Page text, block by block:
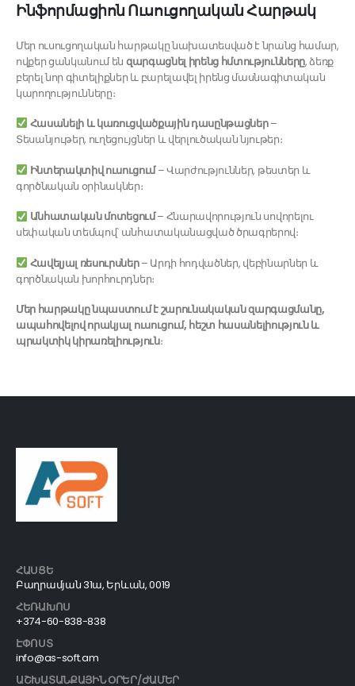
Ինֆորմացիոն Ուսուցողական Հարթակ
Մեր ուսուցողական հարթակը նախատեսված է նրանց համար,
ովքեր ցանկանում են զարգացնել իրենց հմտությունները, ձեռք
բերել նոր գիտելիքներ և բարելավել իրենց մասնագիտական
կարողությունները։
Հասանելի և կառուցվածքային դասընթացներ–
Տեսանյութեր, ուղեցույցներ և վերլուծական նյութեր։
Ինտերակտիվ ուսուցում– Վարժություններ, թեստեր և
գործնական օրինակներ։
Անհատական մոտեցում– Հնարավորություն սովորելու
սեփական տեմպով՝ անհատականացված ծրագրերով։
Հավելյալ ռեսուրսներ– Արդի հոդվածներ, վեբինարներ և
գործնական խորհուրդներ։
Մեր հարթակը նպաստում է շարունակական զարգացմանը,
ապահովելով որակյալ ուսուցում, հեշտ հասանելիություն և
պրակտիկ կիրառելիություն։
ՀԱՍՑԵ
Բաղրամյան 31ա, Երևան, 0019
ՀԵՌԱԽՈՍ
+374-60-838-838
ԷՓՈՍՏ
info@as-soft.am
ԱՇԽԱՏԱՆՔԱՅԻՆ ՕՐԵՐ/ԺԱՄԵՐ